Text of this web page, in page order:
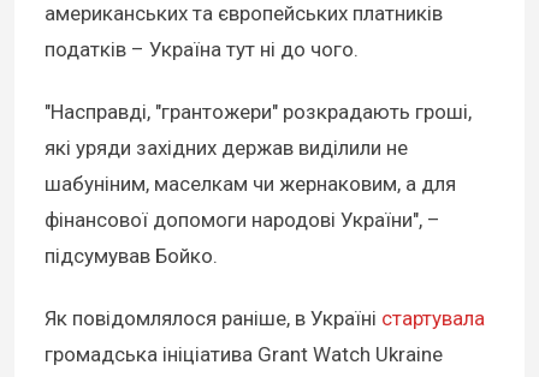
американських та європейських платників
податків – Україна тут ні до чого.
"Насправді, "грантожери" розкрадають гроші,
які уряди західних держав виділили не
шабуніним, маселкам чи жернаковим, а для
фінансової допомоги народові України", –
підсумував Бойко.
Як повідомлялося раніше, в Україні стартувала
громадська ініціатива Grant Watch Ukraine